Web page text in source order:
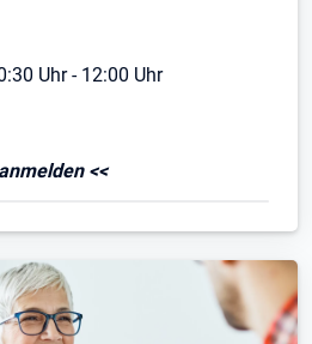
Uhr - 12:00 Uhr
<<